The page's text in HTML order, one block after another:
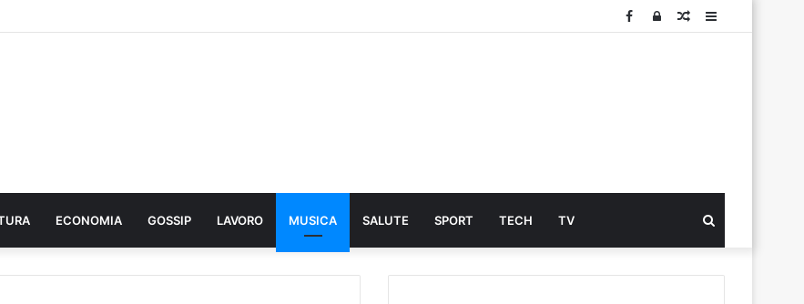
Sidebar
Articolo
Log
Facebook
ECONOMIA GOSSIP LAVORO MUSICA SALUTE SPORT TECH TV
...